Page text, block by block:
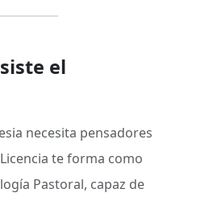
el
necesita pensadores
te forma como
Pastoral, capaz de